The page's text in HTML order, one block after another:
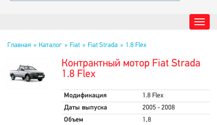
Главная Каталог Fiat Fiat Strada 1.8 Flex
Контрактный мотор Fiat Strada
1.8 Flex
Модификация
1.8 Flex
Даты выпуска
2005 - 2008
Объем
1,8